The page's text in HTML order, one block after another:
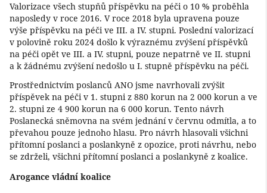
Valorizace všech stupňů příspěvku na péči o 10 % proběhla
naposledy v roce 2016. V roce 2018 byla upravena pouze
výše příspěvku na péči ve III. a IV. stupni. Poslední valorizací
v polovině roku 2024 došlo k výraznému zvýšení příspěvků
na péči opět ve III. a IV. stupni, pouze nepatrně ve II. stupni
a k žádnému zvýšení nedošlo u I. stupně příspěvku na péči.
Prostřednictvím poslanců ANO jsme navrhovali zvýšit
příspěvek na péči v 1. stupni z 880 korun na 2 000 korun a ve
2. stupni ze 4 900 korun na 6 000 korun. Tento návrh
Poslanecká sněmovna na svém jednání v červnu odmítla, a to
převahou pouze jednoho hlasu. Pro návrh hlasovali všichni
přítomní poslanci a poslankyně z opozice, proti návrhu, nebo
se zdrželi, všichni přítomní poslanci a poslankyně z koalice.
Arogance vládní koalice